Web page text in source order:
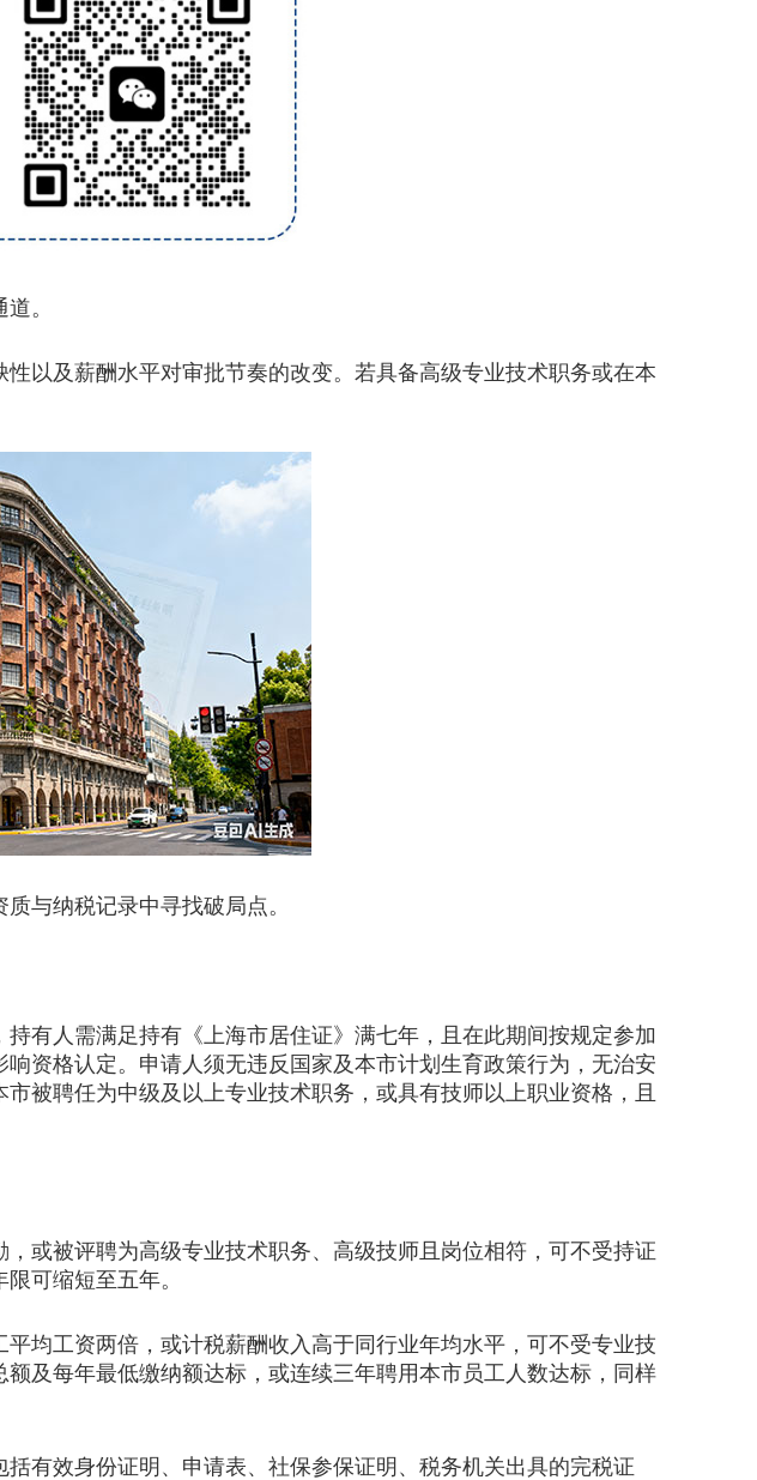
。
及薪酬水平对审批节奏的改变。若具备高级专业技术职务或在本
与纳税记录中寻找破局点。
人需满足持有《上海市居住证》满七年，且在此期间按规定参加
资格认定。申请人须无违反国家及本市计划生育政策行为，无治安
被聘任为中级及以上专业技术职务，或具有技师以上职业资格，且
被评聘为高级专业技术职务、高级技师且岗位相符，可不受持证
可缩短至五年。
工资两倍，或计税薪酬收入高于同行业年均水平，可不受专业技
及每年最低缴纳额达标，或连续三年聘用本市员工人数达标，同样
效身份证明、申请表、社保参保证明、税务机关出具的完税证